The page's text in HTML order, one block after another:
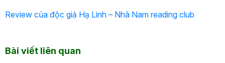
Review của độc giả Hạ Linh – Nhã Nam reading club
Bài viết liên quan